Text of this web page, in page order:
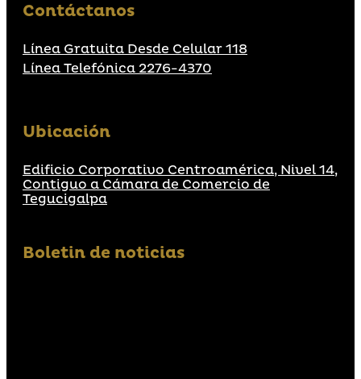
Contáctanos
Línea Gratuita Desde Celular 118
Línea Telefónica 2276-4370
Ubicación
Edificio Corporativo Centroamérica, Nivel 14,
Contiguo a Cámara de Comercio de
Tegucigalpa
Boletin de noticias